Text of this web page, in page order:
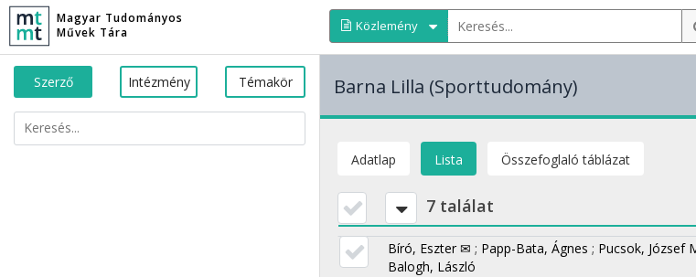
Magyar Tudományos
Művek Tára
Közlemény
Szerző Intézmény Témakör Barna Lilla (Sporttudomány)
Adatlap Lista Összefoglaló táblázat
7 találat
Bíró, Eszter ✉ ; Papp-Bata, Ágnes ; Pucsok, József
Balogh, László